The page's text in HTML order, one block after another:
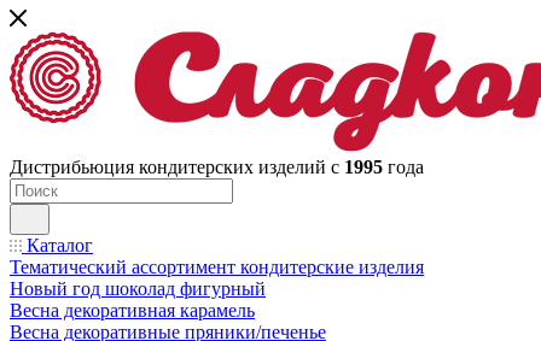
Дистрибьюция кондитерских изделий с 1995 года
Каталог
Тематический ассортимент кондитерские изделия
Новый год шоколад фигурный
Весна декоративная карамель
Весна декоративные пряники/печенье